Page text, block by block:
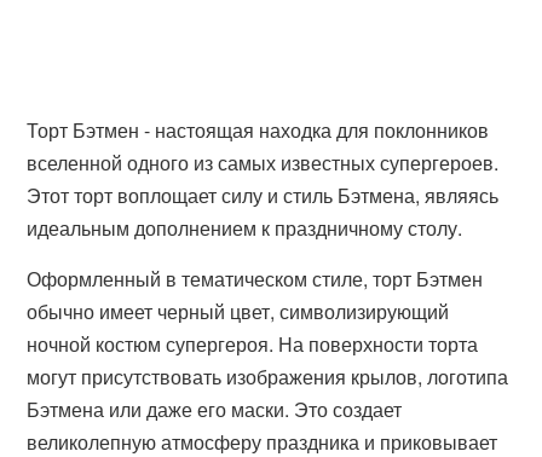
Торт Бэтмен - настоящая находка для поклонников
вселенной одного из самых известных супергероев.
Этот торт воплощает силу и стиль Бэтмена, являясь
идеальным дополнением к праздничному столу.
Оформленный в тематическом стиле, торт Бэтмен
обычно имеет черный цвет, символизирующий
ночной костюм супергероя. На поверхности торта
могут присутствовать изображения крылов, логотипа
Бэтмена или даже его маски. Это создает
великолепную атмосферу праздника и приковывает